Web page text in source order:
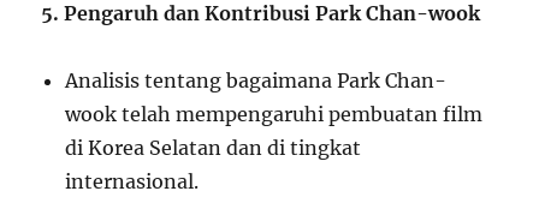
5. Pengaruh dan Kontribusi Park Chan-wook
Analisis tentang bagaimana Park Chan-
wook telah mempengaruhi pembuatan film
di Korea Selatan dan di tingkat
internasional.